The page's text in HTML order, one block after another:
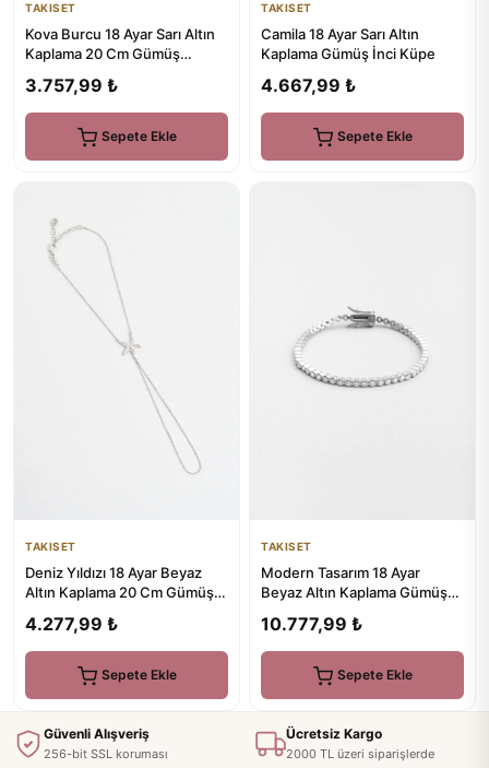
TAKISET
Kova Burcu 18 Ayar Sarı Altın
Kaplama 20 Cm Gümüş
3.757,99 ₺
Sepete Ekle
TAKISET
Camila 18 Ayar Sarı Altın
Kaplama Gümüş İnci Küpe
4.667,99 ₺
Sepete Ekle
TAKISET
Deniz Yıldızı 18 Ayar Beyaz
Altın Kaplama 20 Cm Gümüş
4.277,99 ₺
Sepete Ekle
TAKISET
Modern Tasarım 18 Ayar
Beyaz Altın Kaplama Gümüş
10.777,99 ₺
Sepete Ekle
Güvenli Alışveriş
256-bit SSL koruması
Ücretsiz Kargo
2000 TL üzeri siparişlerde